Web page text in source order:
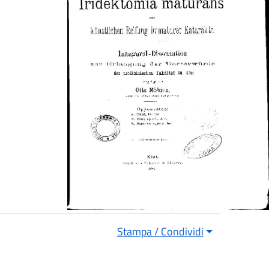
Stampa / Condividi